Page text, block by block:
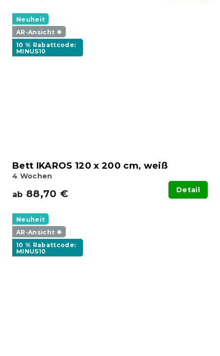
Neuheit
AR-Ansicht ❖
10 % Rabattcode:
MINUS10
Bett IKAROS 120 x 200 cm, weiß
4 Wochen
ab 88,70 € Detail
Neuheit
AR-Ansicht ❖
10 % Rabattcode:
MINUS10